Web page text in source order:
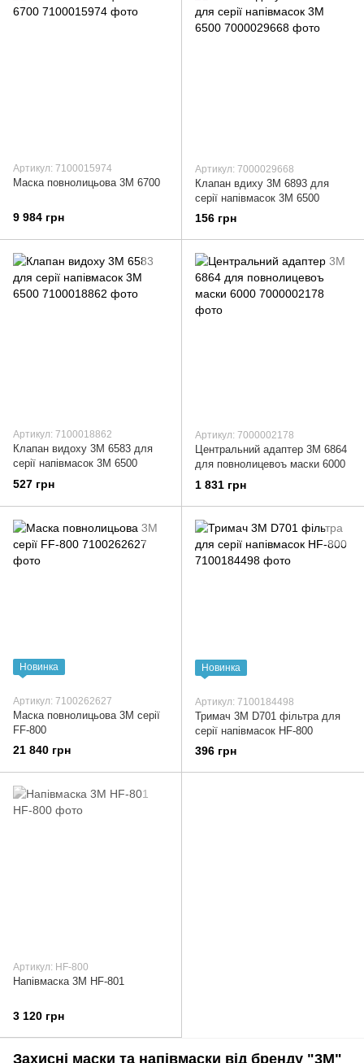
Артикул: 7100015974
Маска повнолицьова 3М 6700
9 984 грн
Артикул: 7000029668
Клапан вдиху 3М 6893 для
серії напівмасок 3М 6500
156 грн
Артикул: 7100018862
Клапан видоху 3М 6583 для
серії напівмасок 3М 6500
527 грн
Артикул: 7000002178
Центральний адаптер 3М 6864
для повнолицевоъ маски 6000
1 831 грн
Новинка
Артикул: 7100262627
Маска повнолицьова 3М серії
FF-800
21 840 грн
Новинка
Артикул: 7100184498
Тримач 3М D701 фільтра для
серії напівмасок HF-800
396 грн
Артикул: HF-800
Напівмаска 3М HF-801
3 120 грн
Захисні маски та напівмаски від бренду "3M"